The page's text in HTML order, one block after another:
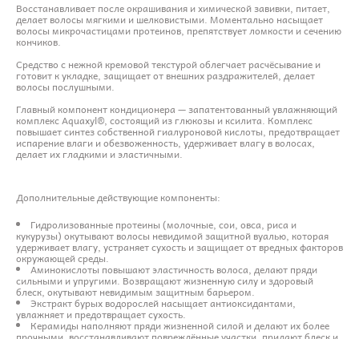
Восстанавливает после окрашивания и химической завивки, питает,
делает волосы мягкими и шелковистыми. Моментально насыщает
волосы микрочастицами протеинов, препятствует ломкости и сечению
кончиков.
Средство с нежной кремовой текстурой облегчает расчёсывание и
готовит к укладке, защищает от внешних раздражителей, делает
волосы послушными.
Главный компонент кондиционера — запатентованный увлажняющий
комплекс Aquaxyl®, состоящий из глюкозы и ксилита. Комплекс
повышает синтез собственной гиалуроновой кислоты, предотвращает
испарение влаги и обезвоженность, удерживает влагу в волосах,
делает их гладкими и эластичными.
Дополнительные действующие компоненты:
Гидролизованные протеины (молочные, сои, овса, риса и
кукурузы) окутывают волосы невидимой защитной вуалью, которая
удерживает влагу, устраняет сухость и защищает от вредных факторов
окружающей среды.
Аминокислоты повышают эластичность волоса, делают пряди
сильными и упругими. Возвращают жизненную силу и здоровый
блеск, окутывают невидимым защитным барьером.
Экстракт бурых водорослей насыщает антиоксидантами,
увлажняет и предотвращает сухость.
Керамиды наполняют пряди жизненной силой и делают их более